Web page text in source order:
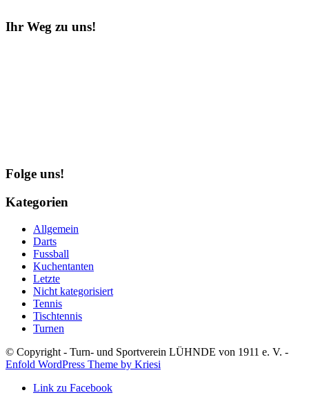
Ihr Weg zu uns!
Folge uns!
Kategorien
Allgemein
Darts
Fussball
Kuchentanten
Letzte
Nicht kategorisiert
Tennis
Tischtennis
Turnen
© Copyright - Turn- und Sportverein LÜHNDE von 1911 e. V. -
Enfold WordPress Theme by Kriesi
Link zu Facebook